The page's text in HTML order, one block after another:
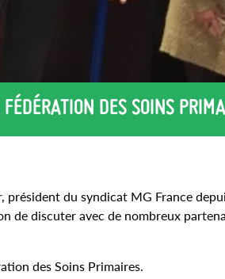
DES SOINS
président du syndicat MG France
de discuter avec de nombreux
des Soins Primaires.